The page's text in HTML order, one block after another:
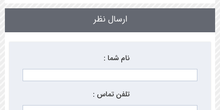
ارسال نظر
نام شما :
تلفن تماس :